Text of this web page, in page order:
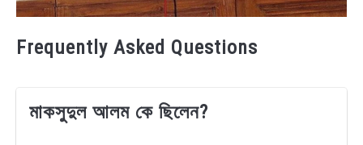
Frequently Asked Questions
মাকসুদুল আলম কে ছিলেন?